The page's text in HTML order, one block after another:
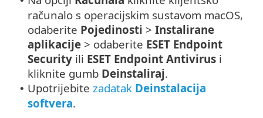
računalo s operacijskim sustavom macOS,
odaberite Pojedinosti > Instalirane
aplikacije > odaberite ESET Endpoint
Security ili ESET Endpoint Antivirus i
kliknite gumb Deinstaliraj.
• Upotrijebite zadatak Deinstalacija
softvera.